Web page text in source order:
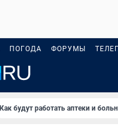
ПОГОДА ФОРУМЫ
Как будут работать аптеки и